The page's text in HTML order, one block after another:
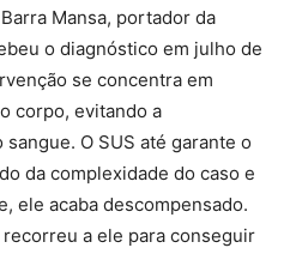
Mansa, portador da
o diagnóstico em julho de
se concentra em
corpo, evitando a
O SUS até garante o
da complexidade do caso e
ele acaba descompensado.
a ele para conseguir